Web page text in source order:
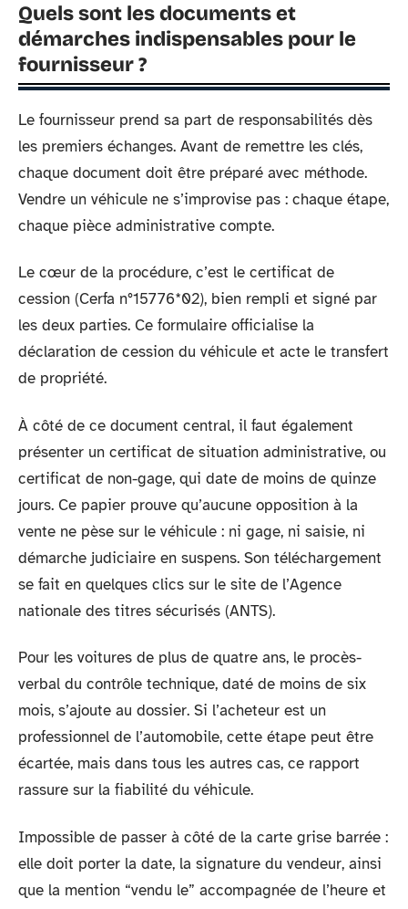
Quels sont les documents et
démarches indispensables pour le
fournisseur ?
Le fournisseur prend sa part de responsabilités dès
les premiers échanges. Avant de remettre les clés,
chaque document doit être préparé avec méthode.
Vendre un véhicule ne s’improvise pas : chaque étape,
chaque pièce administrative compte.
Le cœur de la procédure, c’est le certificat de
cession (Cerfa n°15776*02), bien rempli et signé par
les deux parties. Ce formulaire officialise la
déclaration de cession du véhicule et acte le transfert
de propriété.
À côté de ce document central, il faut également
présenter un certificat de situation administrative, ou
certificat de non-gage, qui date de moins de quinze
jours. Ce papier prouve qu’aucune opposition à la
vente ne pèse sur le véhicule : ni gage, ni saisie, ni
démarche judiciaire en suspens. Son téléchargement
se fait en quelques clics sur le site de l’Agence
nationale des titres sécurisés (ANTS).
Pour les voitures de plus de quatre ans, le procès-
verbal du contrôle technique, daté de moins de six
mois, s’ajoute au dossier. Si l’acheteur est un
professionnel de l’automobile, cette étape peut être
écartée, mais dans tous les autres cas, ce rapport
rassure sur la fiabilité du véhicule.
Impossible de passer à côté de la carte grise barrée :
elle doit porter la date, la signature du vendeur, ainsi
que la mention “vendu le” accompagnée de l’heure et